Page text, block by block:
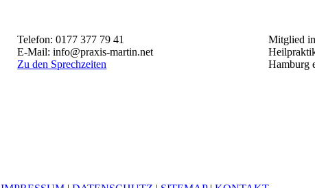
Telefon: 0177 377 79 41
E-Mail: info@praxis-martin.net
Zu den Sprechzeiten
Mitglied
Hamburg